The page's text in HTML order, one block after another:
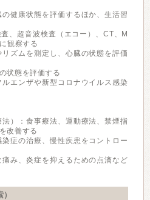
健康状態を評価するほか、生活習
、超音波検査（エコー）、CT、M
観察する
ズムを測定し、心臓の状態を評価
状態を評価する
エンザや新型コロナウイルス感染
）：食事療法、運動療法、禁煙指
改善する
症の治療、慢性疾患をコントロー
み、炎症を抑えるための点滴など